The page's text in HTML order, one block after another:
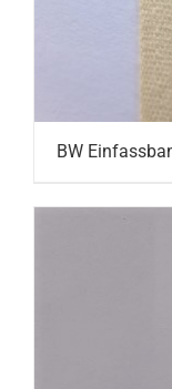
BW